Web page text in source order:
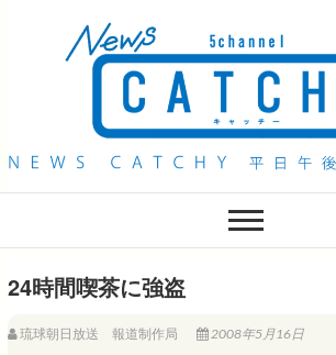
QAB NEWS
24時間喫茶に強盗
琉球朝日放送 報道制作局 2008年5月16日